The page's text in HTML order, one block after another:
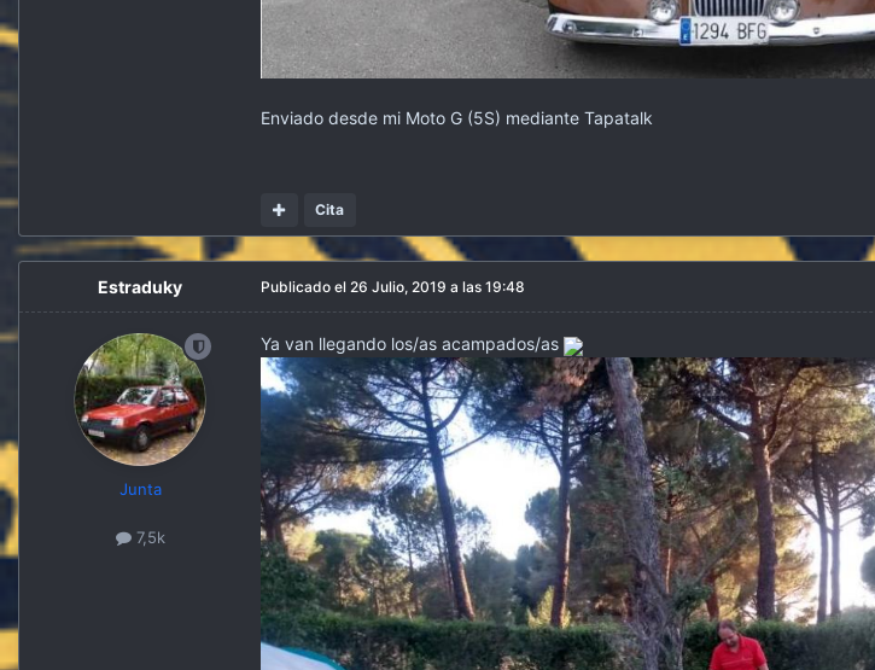
Enviado desde mi Moto G (5S) mediante Tapatalk
Cita
Estraduky
Junta
7,5k
Publicado el 26 Julio, 2019 a las 19:48
Ya van llegando los/as acampados/as